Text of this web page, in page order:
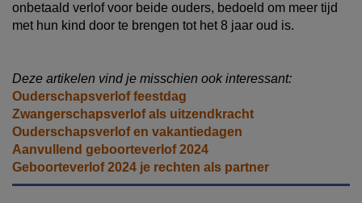
onbetaald verlof voor beide ouders, bedoeld om meer tijd
met hun kind door te brengen tot het 8 jaar oud is.
Deze artikelen vind je misschien ook interessant:
Ouderschapsverlof feestdag
Zwangerschapsverlof als uitzendkracht
Ouderschapsverlof en vakantiedagen
Aanvullend geboorteverlof 2024
Geboorteverlof 2024 je rechten als partner